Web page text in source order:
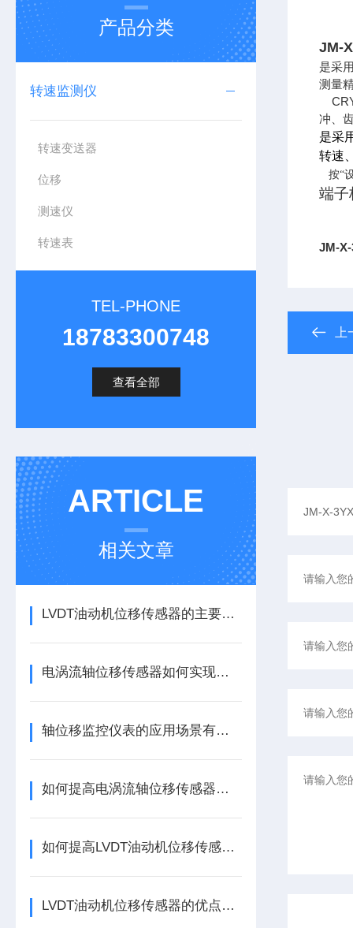
产品分类
转速监测仪
转速变送器
位移
测速仪
转速表
TEL-PHONE
18783300748
查看全部
ARTICLE
相关文章
LVDT油动机位移传感器的主要作用是什么？
电涡流轴位移传感器如何实现精确测量？
轴位移监控仪表的应用场景有哪些呢
如何提高电涡流轴位移传感器的精度？
如何提高LVDT油动机位移传感器的精度？
LVDT油动机位移传感器的优点分别有这几点
JM-
是采
测量
冲、
是采
转速
按“
端子
JM-